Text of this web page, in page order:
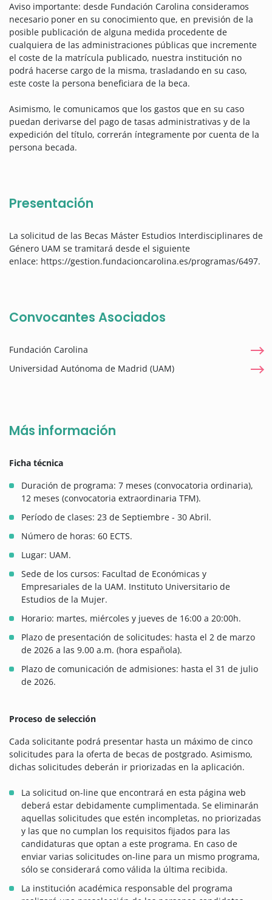
Aviso importante: desde Fundación Carolina consideramos
necesario poner en su conocimiento que, en previsión de la
posible publicación de alguna medida procedente de
cualquiera de las administraciones públicas que incremente
el coste de la matrícula publicado, nuestra institución no
podrá hacerse cargo de la misma, trasladando en su caso,
este coste la persona beneficiara de la beca.
Asimismo, le comunicamos que los gastos que en su caso
puedan derivarse del pago de tasas administrativas y de la
expedición del título, correrán íntegramente por cuenta de la
persona becada.
Presentación
La solicitud de las Becas Máster Estudios Interdisciplinares de
Género UAM se tramitará desde el siguiente
enlace: https://gestion.fundacioncarolina.es/programas/6497.
Convocantes Asociados
Fundación Carolina
Universidad Autónoma de Madrid (UAM)
Más información
Ficha técnica
Duración de programa: 7 meses (convocatoria ordinaria),
12 meses (convocatoria extraordinaria TFM).
Período de clases: 23 de Septiembre - 30 Abril.
Número de horas: 60 ECTS.
Lugar: UAM.
Sede de los cursos: Facultad de Económicas y
Empresariales de la UAM. Instituto Universitario de
Estudios de la Mujer.
Horario: martes, miércoles y jueves de 16:00 a 20:00h.
Plazo de presentación de solicitudes: hasta el 2 de marzo
de 2026 a las 9.00 a.m. (hora española).
Plazo de comunicación de admisiones: hasta el 31 de julio
de 2026.
Proceso de selección
Cada solicitante podrá presentar hasta un máximo de cinco
solicitudes para la oferta de becas de postgrado. Asimismo,
dichas solicitudes deberán ir priorizadas en la aplicación.
La solicitud on-line que encontrará en esta página web
deberá estar debidamente cumplimentada. Se eliminarán
aquellas solicitudes que estén incompletas, no priorizadas
y las que no cumplan los requisitos fijados para las
candidaturas que optan a este programa. En caso de
enviar varias solicitudes on-line para un mismo programa,
sólo se considerará como válida la última recibida.
La institución académica responsable del programa